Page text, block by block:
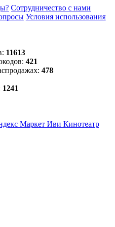
Сотрудничество с нами
Условия использования
11613
421
478
1241
Маркет Иви Кинотеатр